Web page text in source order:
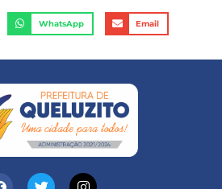
WhatsApp Email